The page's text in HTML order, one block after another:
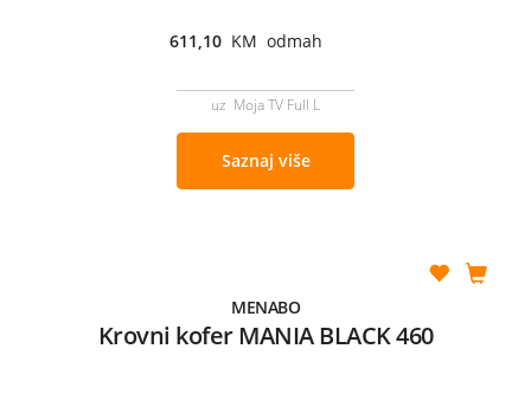
611,10 KM odmah
uz Moja TV Full L
Saznaj više
MENABO
Krovni kofer MANIA BLACK 460